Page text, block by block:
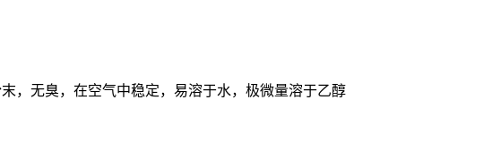
，无臭，在空气中稳定，易溶于水，极微量溶于乙醇